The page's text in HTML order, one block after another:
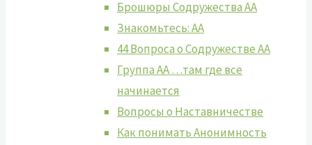
Брошюры Содружества АА
Знакомьтесь: АА
44 Вопроса о Содружестве АА
Группа АА …там где все
начинается
Вопросы о Наставничестве
Как понимать Анонимность